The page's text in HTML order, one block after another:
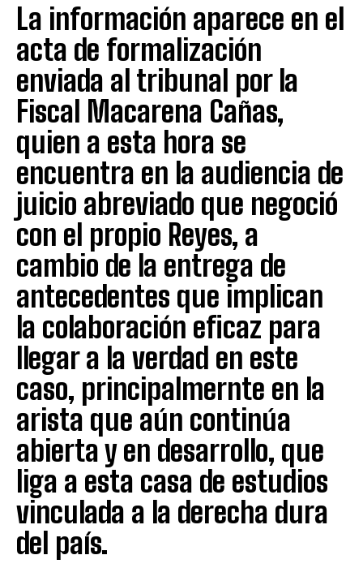
La información aparece en el
acta de formalización
enviada al tribunal por la
Fiscal Macarena Cañas,
quien a esta hora se
encuentra en la audiencia de
juicio abreviado que negoció
con el propio Reyes, a
cambio de la entrega de
antecedentes que implican
la colaboración eficaz para
llegar a la verdad en este
caso, principalmernte en la
arista que aún continúa
abierta y en desarrollo, que
liga a esta casa de estudios
vinculada a la derecha dura
del país.